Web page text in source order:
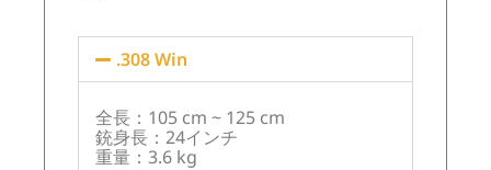
.308 Win
全長：105 cm ~ 125 cm
銃身長：24インチ
重量：3.6 kg